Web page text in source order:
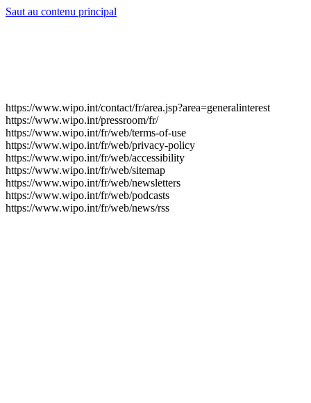
Saut au contenu principal
https://www.wipo.int/contact/fr/area.jsp?area=generalinterest
https://www.wipo.int/pressroom/fr/
https://www.wipo.int/fr/web/terms-of-use
https://www.wipo.int/fr/web/privacy-policy
https://www.wipo.int/fr/web/accessibility
https://www.wipo.int/fr/web/sitemap
https://www.wipo.int/fr/web/newsletters
https://www.wipo.int/fr/web/podcasts
https://www.wipo.int/fr/web/news/rss